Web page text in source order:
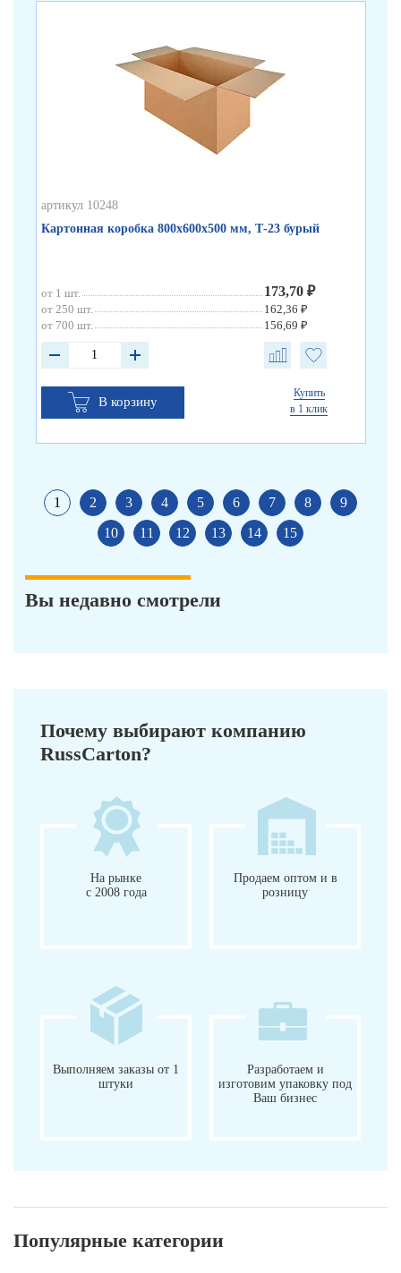
артикул 10248
Картонная коробка 800х600х500 мм, Т-23 бурый
от 1 шт. 173,70 ₽
от 250 шт.
162,36 ₽
от 700 шт.
156,69 ₽
В корзину
Купить
в 1 клик
1 2 3 4 5 6 7 8
9
10
11 12 13 14 15
Вы недавно смотрели
Почему выбирают компанию
RussCarton?
На рынке
с 2008 года
Продаем оптом и в
розницу
Выполняем заказы от 1
штуки
Разработаем и
изготовим упаковку под
Ваш бизнес
Популярные категории